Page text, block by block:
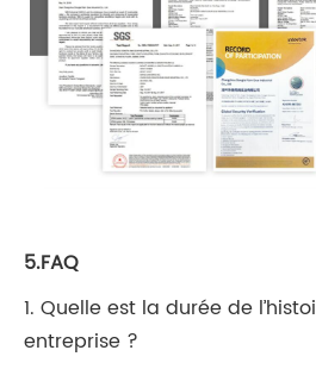
5.FAQ
1. Quelle est la durée de
entreprise ?